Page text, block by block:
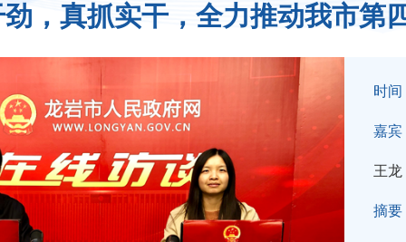
，真抓实干，全力推动我市第
时间
嘉宾
王龙
摘要